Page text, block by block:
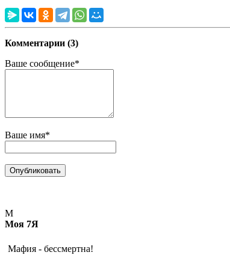
Комментарии (3)
Ваше сообщение*
Ваше имя*
М
Моя 7Я
Мафия - бессмертна!